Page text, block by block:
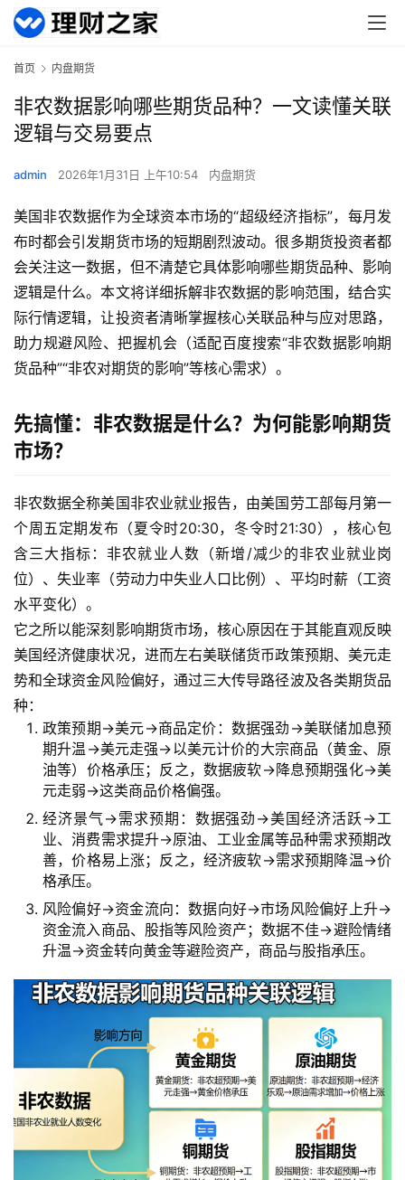
首页 内盘期货
非农数据影响哪些期货品种？一文读懂关联
逻辑与交易要点
admin 2026年1月31日 上午10:54 内盘期货
美国非农数据作为全球资本市场的“超级经济指标”，每月发
布时都会引发期货市场的短期剧烈波动。很多期货投资者都
会关注这一数据，但不清楚它具体影响哪些期货品种、影响
逻辑是什么。本文将详细拆解非农数据的影响范围，结合实
际行情逻辑，让投资者清晰掌握核心关联品种与应对思路，
助力规避风险、把握机会（适配百度搜索“非农数据影响期
货品种”“非农对期货的影响”等核心需求）。
先搞懂：非农数据是什么？为何能影响期货
市场？
非农数据全称美国非农业就业报告，由美国劳工部每月第一
个周五定期发布（夏令时20:30，冬令时21:30），核心包
含三大指标：非农就业人数（新增/减少的非农业就业岗
位）、失业率（劳动力中失业人口比例）、平均时薪（工资
水平变化）。
它之所以能深刻影响期货市场，核心原因在于其能直观反映
美国经济健康状况，进而左右美联储货币政策预期、美元走
势和全球资金风险偏好，通过三大传导路径波及各类期货品
种：
政策预期→美元→商品定价：数据强劲→美联储加息预
期升温→美元走强→以美元计价的大宗商品（黄金、原
油等）价格承压；反之，数据疲软→降息预期强化→美
元走弱→这类商品价格偏强。
经济景气→需求预期：数据强劲→美国经济活跃→工
业、消费需求提升→原油、工业金属等品种需求预期改
善，价格易上涨；反之，经济疲软→需求预期降温→价
格承压。
风险偏好→资金流向：数据向好→市场风险偏好上升→
资金流入商品、股指等风险资产；数据不佳→避险情绪
升温→资金转向黄金等避险资产，商品与股指承压。